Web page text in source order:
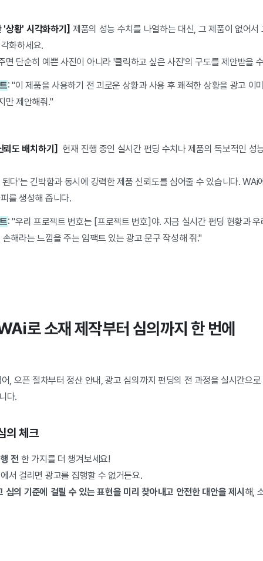
'상황' 시각화하기] 제품의 성능 수치를 나열하는 대신, 그 제품이 없어
화하세요.
면 단순히 예쁜 사진이 아니라 '클릭하고 싶은 사진'의 구도를 제안받을
: "이 제품을 사용하기 전 괴로운 상황과 사용 후 쾌적한 상황을 광고 이
만 제안해줘."
도 배치하기] 현재 진행 중인 실시간 펀딩 수치나 제품의 독보적인 성
다'는 긴박함과 동시에 강력한 제품 신뢰도를 심어줄 수 있습니다. WAi
를 생성해 줍니다.
: "우리 프로젝트 번호는 [프로젝트 번호]야. 지금 실시간 펀딩 현황과
해라는 느낌을 주는 임팩트 있는 광고 문구 작성해 줘."
로 소재 제작부터 심의까지 한 번에
, 오픈 절차부터 정산 안내, 광고 심의까지 펀딩의 전 과정을 실시간으
다.
의 체크
전 한 가지를 더 챙겨보세요!
서 걸리면 광고를 집행할 수 없거든요.
심의 기준에 걸릴 수 있는 표현을 미리 찾아내고 안전한 대안을 제시 해,